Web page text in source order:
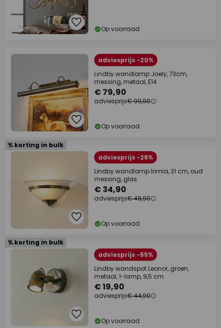
Op voorraad
adviesprijs -20%
Lindby wandlamp Joely, 73cm,
messing, metaal, E14
€ 79,90
adviesprijs€ 99,90
Op voorraad
% korting in bulk
adviesprijs -28%
Lindby wandlamp Irimia, 31 cm, oud
messing, glas
€ 34,90
adviesprijs€ 48,90
Op voorraad
% korting in bulk
adviesprijs -55%
Lindby wandspot Leonor, groen,
metaal, 1-lamp, 9,5 cm
€ 19,90
adviesprijs€ 44,90
Op voorraad